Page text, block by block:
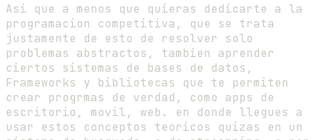
Asi que a menos que quieras dedicarte a la
programacion competitiva, que se trata
justamente de esto de resolver solo
problemas abstractos, tambien aprender
ciertos sistemas de bases de datos,
Frameworks y bibliotecas que te permiten
crear progrmas de verdad, como apps de
escritorio, movil, web. en donde llegues a
usar estos conceptos teoricos quizas en un